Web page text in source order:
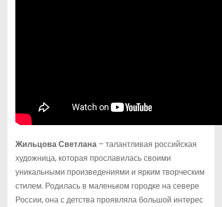
Жильцова Светлана – талантливая российская
художница, которая прославилась своими
уникальными произведениями и ярким творческим
стилем. Родилась в маленьком городке на севере
России, она с детства проявляла большой интерес